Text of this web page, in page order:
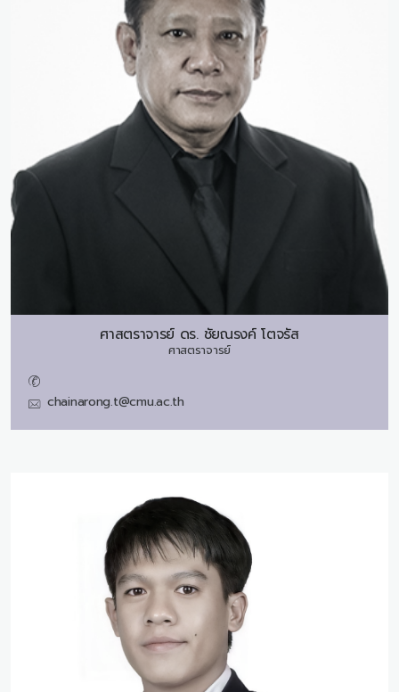
ศาสตราจารย์ ดร. ชัยณรงค์ โตจรัส
ศาสตราจารย์
chainarong.t@cmu.ac.th